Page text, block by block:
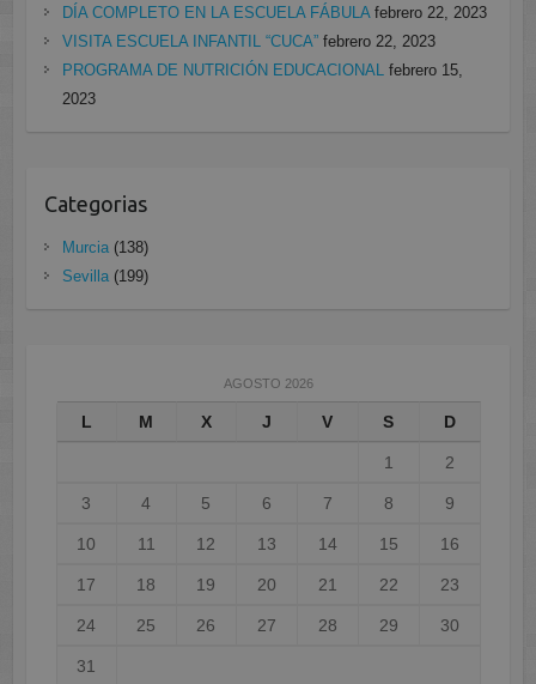
DÍA COMPLETO EN LA ESCUELA FÁBULA febrero 22, 2023
VISITA ESCUELA INFANTIL “CUCA” febrero 22, 2023
PROGRAMA DE NUTRICIÓN EDUCACIONAL febrero 15,
2023
Categorias
Murcia(138)
Sevilla(199)
AGOSTO 2026
L M X J V S D
1 2
3 4 5 6 7 8 9
10 11 12 13 14 15 16
17 18 19 20 21 22 23
24 25 26 27 28 29 30
31